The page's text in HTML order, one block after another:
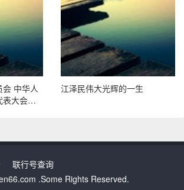
会 中华人
表大会常
江泽民伟大光辉的一生
联行号查询
.Some Rights Reserved.